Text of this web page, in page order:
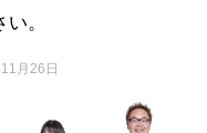
。
月26日